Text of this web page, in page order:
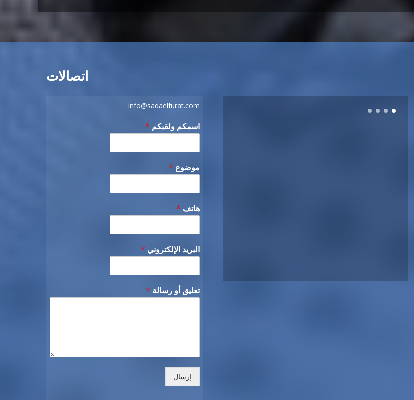
اتصالات
info@sadaelfurat.com
اسمكم ولقبكم *
موضوع *
هاتف *
البريد الإلكتروني *
تعليق أو رسالة *
إرسال